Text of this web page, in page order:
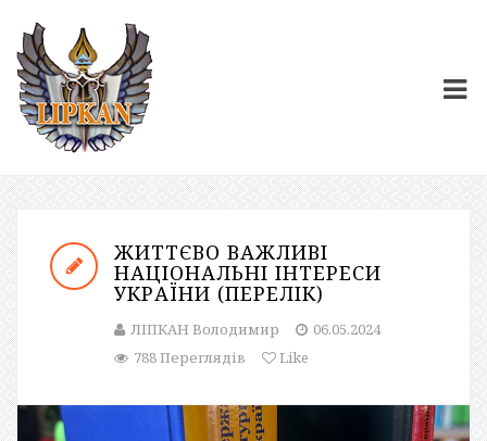
ЖИТТЄВО ВАЖЛИВІ
НАЦІОНАЛЬНІ ІНТЕРЕСИ
УКРАЇНИ (ПЕРЕЛІК)
ЛІПКАН Володимир
06.05.2024
788 Переглядів
Like